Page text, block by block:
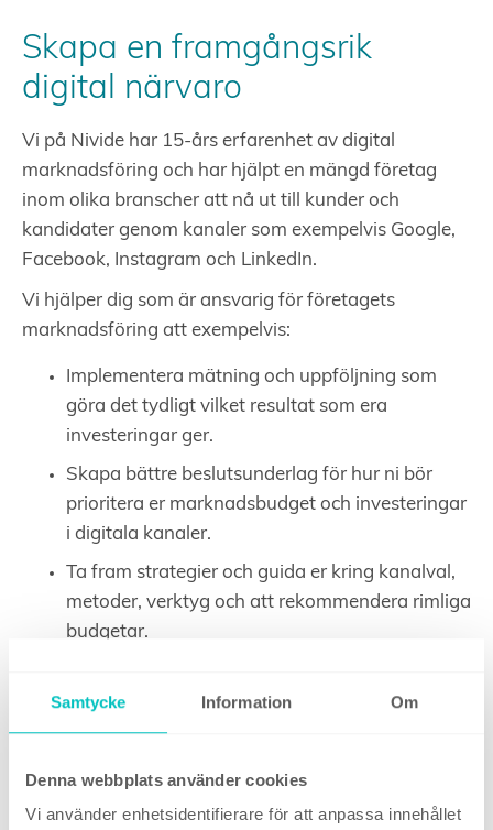
Samtycke Information Om
Denna webbplats använder cookies
Vi använder enhetsidentifierare för att anpassa innehållet
Skapa en framgångsrik
digital närvaro
Vi på Nivide har 15-års erfarenhet av digital
marknadsföring och har hjälpt en mängd företag
inom olika branscher att nå ut till kunder och
kandidater genom kanaler som exempelvis Google,
Facebook, Instagram och LinkedIn.
Vi hjälper dig som är ansvarig för företagets
marknadsföring att exempelvis:
Implementera mätning och uppföljning som
göra det tydligt vilket resultat som era
investeringar ger.
Skapa bättre beslutsunderlag för hur ni bör
prioritera er marknadsbudget och investeringar
i digitala kanaler.
Ta fram strategier och guida er kring kanalval,
metoder, verktyg och att rekommendera rimliga
budgetar.
och sociala medier så att du kan lägga din tid
på andra arbetsuppgifter.